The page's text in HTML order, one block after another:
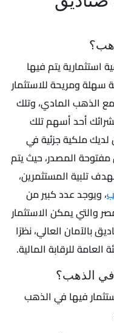
استثمارية يتم فيها
ومريحة للاستثمار
الذهب المادي، وتلك
أحد أسهم تلك
لديك ملكية جزئية في
مفتوحة المصدر، حيث يتم
تلبية المستثمرين،
، ويوجد عدد كبير من
والتي يمكن الاستثمار
بالآمان العالي، نظرًا
للرقابة المالية.
في الذهب؟
فيها في الذهب